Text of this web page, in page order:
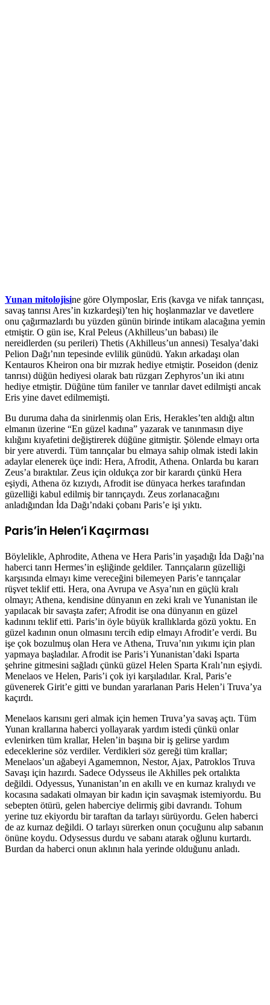
Yunan mitolojisine göre Olymposlar, Eris (kavga ve nifak tanrıçası,
savaş tanrısı Ares’in kızkardeşi)’ten hiç hoşlanmazlar ve davetlere
onu çağırmazlardı bu yüzden günün birinde intikam alacağına yemin
etmiştir. O gün ise, Kral Peleus (Akhilleus’un babası) ile
nereidlerden (su perileri) Thetis (Akhilleus’un annesi) Tesalya’daki
Pelion Dağı’nın tepesinde evlilik günüdü. Yakın arkadaşı olan
Kentauros Kheiron ona bir mızrak hediye etmiştir. Poseidon (deniz
tanrısı) düğün hediyesi olarak batı rüzgarı Zephyros’un iki atını
hediye etmiştir. Düğüne tüm faniler ve tanrılar davet edilmişti ancak
Eris yine davet edilmemişti.
Bu duruma daha da sinirlenmiş olan Eris, Herakles’ten aldığı altın
elmanın üzerine “En güzel kadına” yazarak ve tanınmasın diye
kılığını kıyafetini değiştirerek düğüne gitmiştir. Şölende elmayı orta
bir yere atıverdi. Tüm tanrıçalar bu elmaya sahip olmak istedi lakin
adaylar elenerek üçe indi: Hera, Afrodit, Athena. Onlarda bu kararı
Zeus’a bıraktılar. Zeus için oldukça zor bir karardı çünkü Hera
eşiydi, Athena öz kızıydı, Afrodit ise dünyaca herkes tarafından
güzelliği kabul edilmiş bir tanrıçaydı. Zeus zorlanacağını
anladığından İda Dağı’ndaki çobanı Paris’e işi yıktı.
Paris’in Helen’i Kaçırması
Böylelikle, Aphrodite, Athena ve Hera Paris’in yaşadığı İda Dağı’na
haberci tanrı Hermes’in eşliğinde geldiler. Tanrıçaların güzelliği
karşısında elmayı kime vereceğini bilemeyen Paris’e tanrıçalar
rüşvet teklif etti. Hera, ona Avrupa ve Asya’nın en güçlü kralı
olmayı; Athena, kendisine dünyanın en zeki kralı ve Yunanistan ile
yapılacak bir savaşta zafer; Afrodit ise ona dünyanın en güzel
kadınını teklif etti. Paris’in öyle büyük krallıklarda gözü yoktu. En
güzel kadının onun olmasını tercih edip elmayı Afrodit’e verdi. Bu
işe çok bozulmuş olan Hera ve Athena, Truva’nın yıkımı için plan
yapmaya başladılar. Afrodit ise Paris’i Yunanistan’daki Isparta
şehrine gitmesini sağladı çünkü güzel Helen Sparta Kralı’nın eşiydi.
Menelaos ve Helen, Paris’i çok iyi karşıladılar. Kral, Paris’e
güvenerek Girit’e gitti ve bundan yararlanan Paris Helen’i Truva’ya
kaçırdı.
Menelaos karısını geri almak için hemen Truva’ya savaş açtı. Tüm
Yunan krallarına haberci yollayarak yardım istedi çünkü onlar
evlenirken tüm krallar, Helen’in başına bir iş gelirse yardım
edeceklerine söz verdiler. Verdikleri söz gereği tüm krallar;
Menelaos’un ağabeyi Agamemnon, Nestor, Ajax, Patroklos Truva
Savaşı için hazırdı. Sadece Odysseus ile Akhilles pek ortalıkta
değildi. Odyessus, Yunanistan’ın en akıllı ve en kurnaz kralıydı ve
kocasına sadakati olmayan bir kadın için savaşmak istemiyordu. Bu
sebepten ötürü, gelen haberciye delirmiş gibi davrandı. Tohum
yerine tuz ekiyordu bir taraftan da tarlayı sürüyordu. Gelen haberci
de az kurnaz değildi. O tarlayı sürerken onun çocuğunu alıp sabanın
önüne koydu. Odysessus durdu ve sabanı atarak oğlunu kurtardı.
Burdan da haberci onun aklının hala yerinde olduğunu anladı.